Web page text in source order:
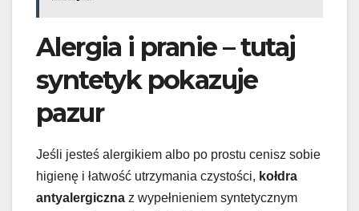
Alergia i pranie – tutaj
syntetyk pokazuje
pazur
Jeśli jesteś alergikiem albo po prostu cenisz sobie
higienę i łatwość utrzymania czystości, kołdra
antyalergiczna z wypełnieniem syntetycznym